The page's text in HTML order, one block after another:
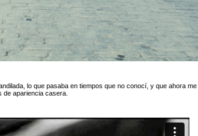
lo que pasaba en tiempos que no conocí, y que ahora me
apariencia casera.